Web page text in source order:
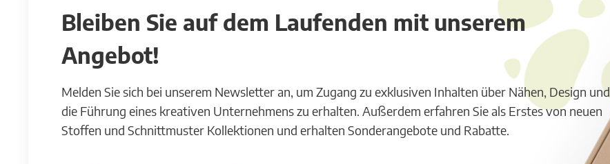
Bleiben Sie auf dem Laufenden mit unserem
Angebot!
Melden Sie sich bei unserem Newsletter an, um Zugang zu exklusiven Inhalten über Nähen, Design und
die Führung eines kreativen Unternehmens zu erhalten. Außerdem erfahren Sie als Erstes von neuen
Stoffen und Schnittmuster Kollektionen und erhalten Sonderangebote und Rabatte.